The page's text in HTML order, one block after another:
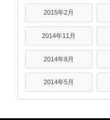
2015年2月
2014年11月
2014年8月
2014年5月